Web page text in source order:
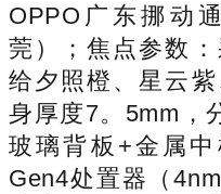
OPPO广东挪动
莞）；焦点参数
给夕照橙、星云
身厚度7。5mm，
玻璃背板+金属
Gen4处置器（